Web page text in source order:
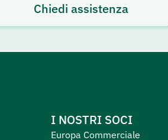
Chiedi assistenza
I NOSTRI SOCI
Europa Commerciale